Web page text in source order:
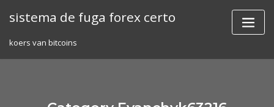
sistema de fuga forex certo
koers van bitcoins